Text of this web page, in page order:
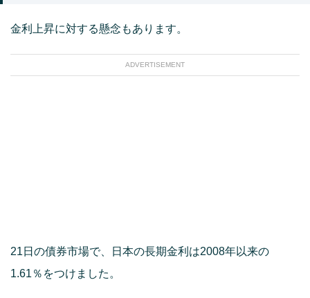
金利上昇に対する懸念もあります。
ADVERTISEMENT
21日の債券市場で、日本の長期金利は2008年以来の
1.61％をつけました。